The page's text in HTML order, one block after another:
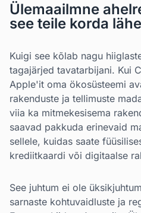
Ülemaailmne
see teile korda
Kuigi see kõlab nagu
tagajärjed tavatarbijani. Kui
Apple'it oma ökosüsteemi
rakenduste ja tellimuste
viia ka mitmekesisema
saavad pakkuda erinevaid
sellele, kuidas saate
krediitkaardi või digitaalse
See juhtum ei ole
sarnaste kohtuvaidluste ja